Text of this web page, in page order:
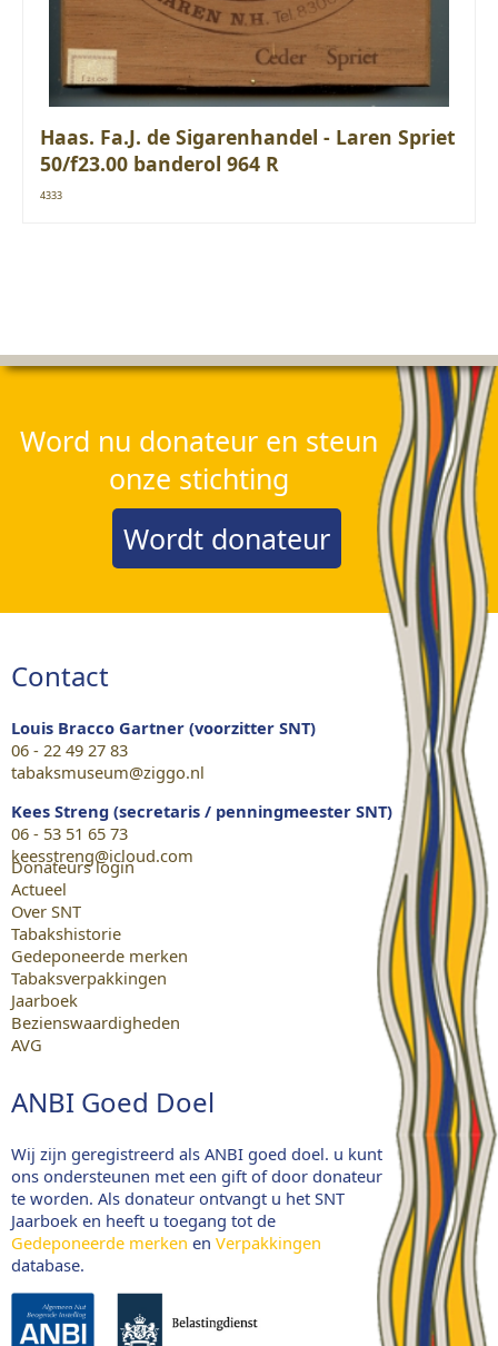
Haas. Fa.J. de Sigarenhandel - Laren Spriet
50/f23.00 banderol 964 R
4333
Word nu donateur en steun
onze stichting
Wordt donateur
Contact
Louis Bracco Gartner (voorzitter SNT)
06 - 22 49 27 83
tabaksmuseum@ziggo.nl
Kees Streng (secretaris / penningmeester SNT)
06 - 53 51 65 73
keesstreng@icloud.com
Donateurs login
Actueel
Over SNT
Tabakshistorie
Gedeponeerde merken
Tabaksverpakkingen
Jaarboek
Bezienswaardigheden
AVG
ANBI Goed Doel
Wij zijn geregistreerd als ANBI goed doel. u kunt
ons ondersteunen met een gift of door donateur
te worden. Als donateur ontvangt u het SNT
Jaarboek en heeft u toegang tot de
Gedeponeerde merken en Verpakkingen
database.